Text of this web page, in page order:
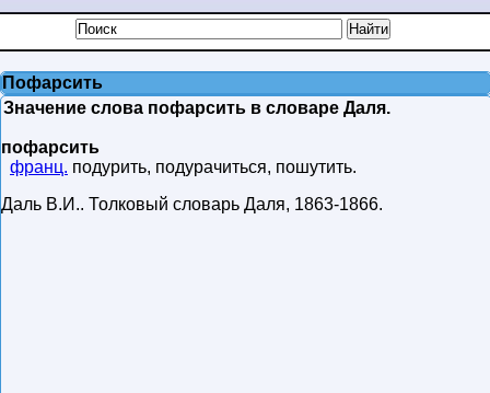
Пофарсить
Значение слова пофарсить в словаре Даля.
пофарсить
франц. подурить, подурачиться, пошутить.
Даль В.И.. Толковый словарь Даля, 1863-1866.